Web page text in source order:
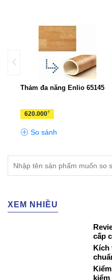
Thảm đa năng Enlio 65145
620.000₫
So sánh
XEM NHIỀU
cấp
Kích